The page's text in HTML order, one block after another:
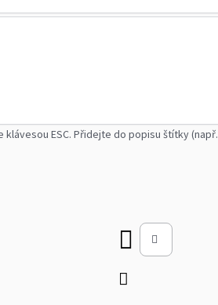
ESC. Přidejte do popisu štítky (např.